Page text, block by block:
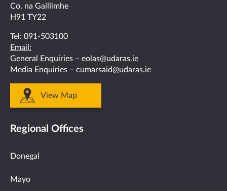
Co. na Gaillimhe
H91 TY22
Tel: 091-503100
Email:
General Enquiries – eolas@udaras.ie
Media Enquiries – cumarsaid@udaras.ie
View Map
Regional Offices
Donegal
Mayo